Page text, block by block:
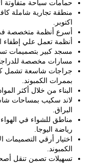
حمامات سباحة متفاوتة
اكتوبر.
أسرع أنظمة متخصصة في
أنظمة تعمل علي إطفاء
مسجد كبير بتصميمات
مسارات مخصصة
جراجات شاسعة تشمل
بممرات الكمبوند.
البناء من خلال أكثر
لاند سكيب بمساحات
البراق.
مناطق للشواء في
رياضة اليوجا.
اختيار أرقي التصميمات
الكمبوند.